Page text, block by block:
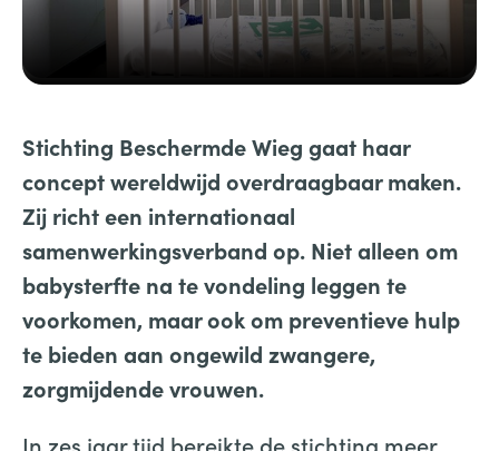
Stichting Beschermde Wieg gaat haar
concept wereldwijd overdraagbaar maken.
Zij richt een internationaal
samenwerkingsverband op. Niet alleen om
babysterfte na te vondeling leggen te
voorkomen, maar ook om preventieve hulp
te bieden aan ongewild zwangere,
zorgmijdende vrouwen.
In zes jaar tijd bereikte de stichting meer